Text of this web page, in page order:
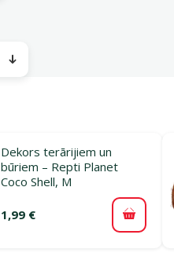
Dekors terārijiem un
būriem – Repti Planet
Coco Shell, M
1,99 €